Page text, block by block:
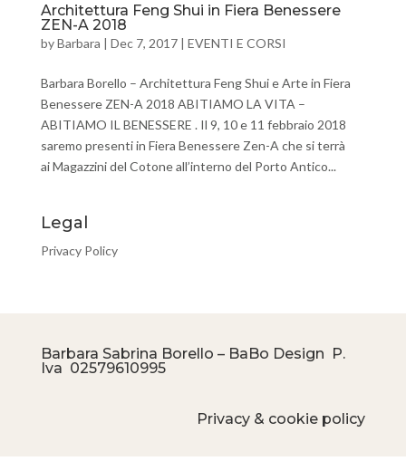
Architettura Feng Shui in Fiera Benessere
ZEN-A 2018
byBarbara | Dec 7, 2017| EVENTI E CORSI
Barbara Borello – Architettura Feng Shui e Arte in Fiera
Benessere ZEN-A 2018 ABITIAMO LA VITA –
ABITIAMO IL BENESSERE . Il 9, 10 e 11 febbraio 2018
saremo presenti in Fiera Benessere Zen-A che si terrà
ai Magazzini del Cotone all’interno del Porto Antico...
Legal
Privacy Policy
Barbara Sabrina Borello – BaBo Design P.
Iva 02579610995
Privacy & cookie policy